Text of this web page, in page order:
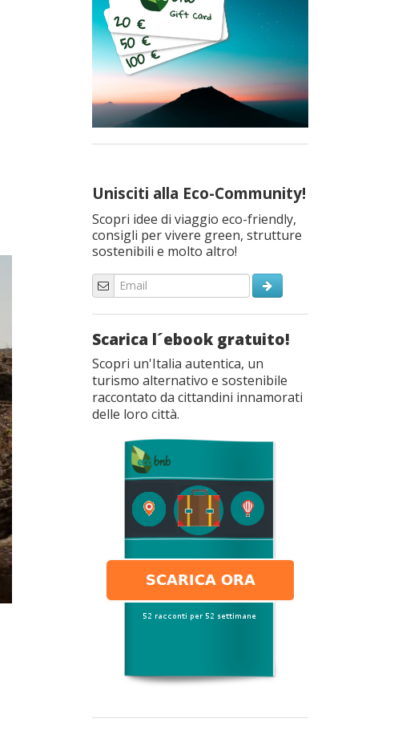
Unisciti alla Eco-Community!
Scopri idee di viaggio eco-friendly,
consigli per vivere green, strutture
sostenibili e molto altro!
Scarica l´ebook gratuito!
Scopri un'Italia autentica, un
turismo alternativo e sostenibile
raccontato da cittandini innamorati
delle loro città.